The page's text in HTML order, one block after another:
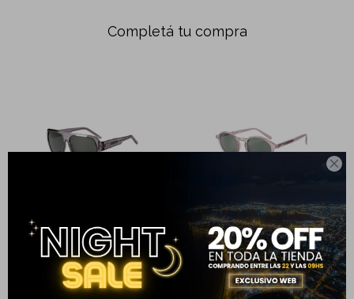

Completá tu compra
LENTES DE SOL KAEL VERDE LENTES DE SOL SAEL VERDE
$ 1.999